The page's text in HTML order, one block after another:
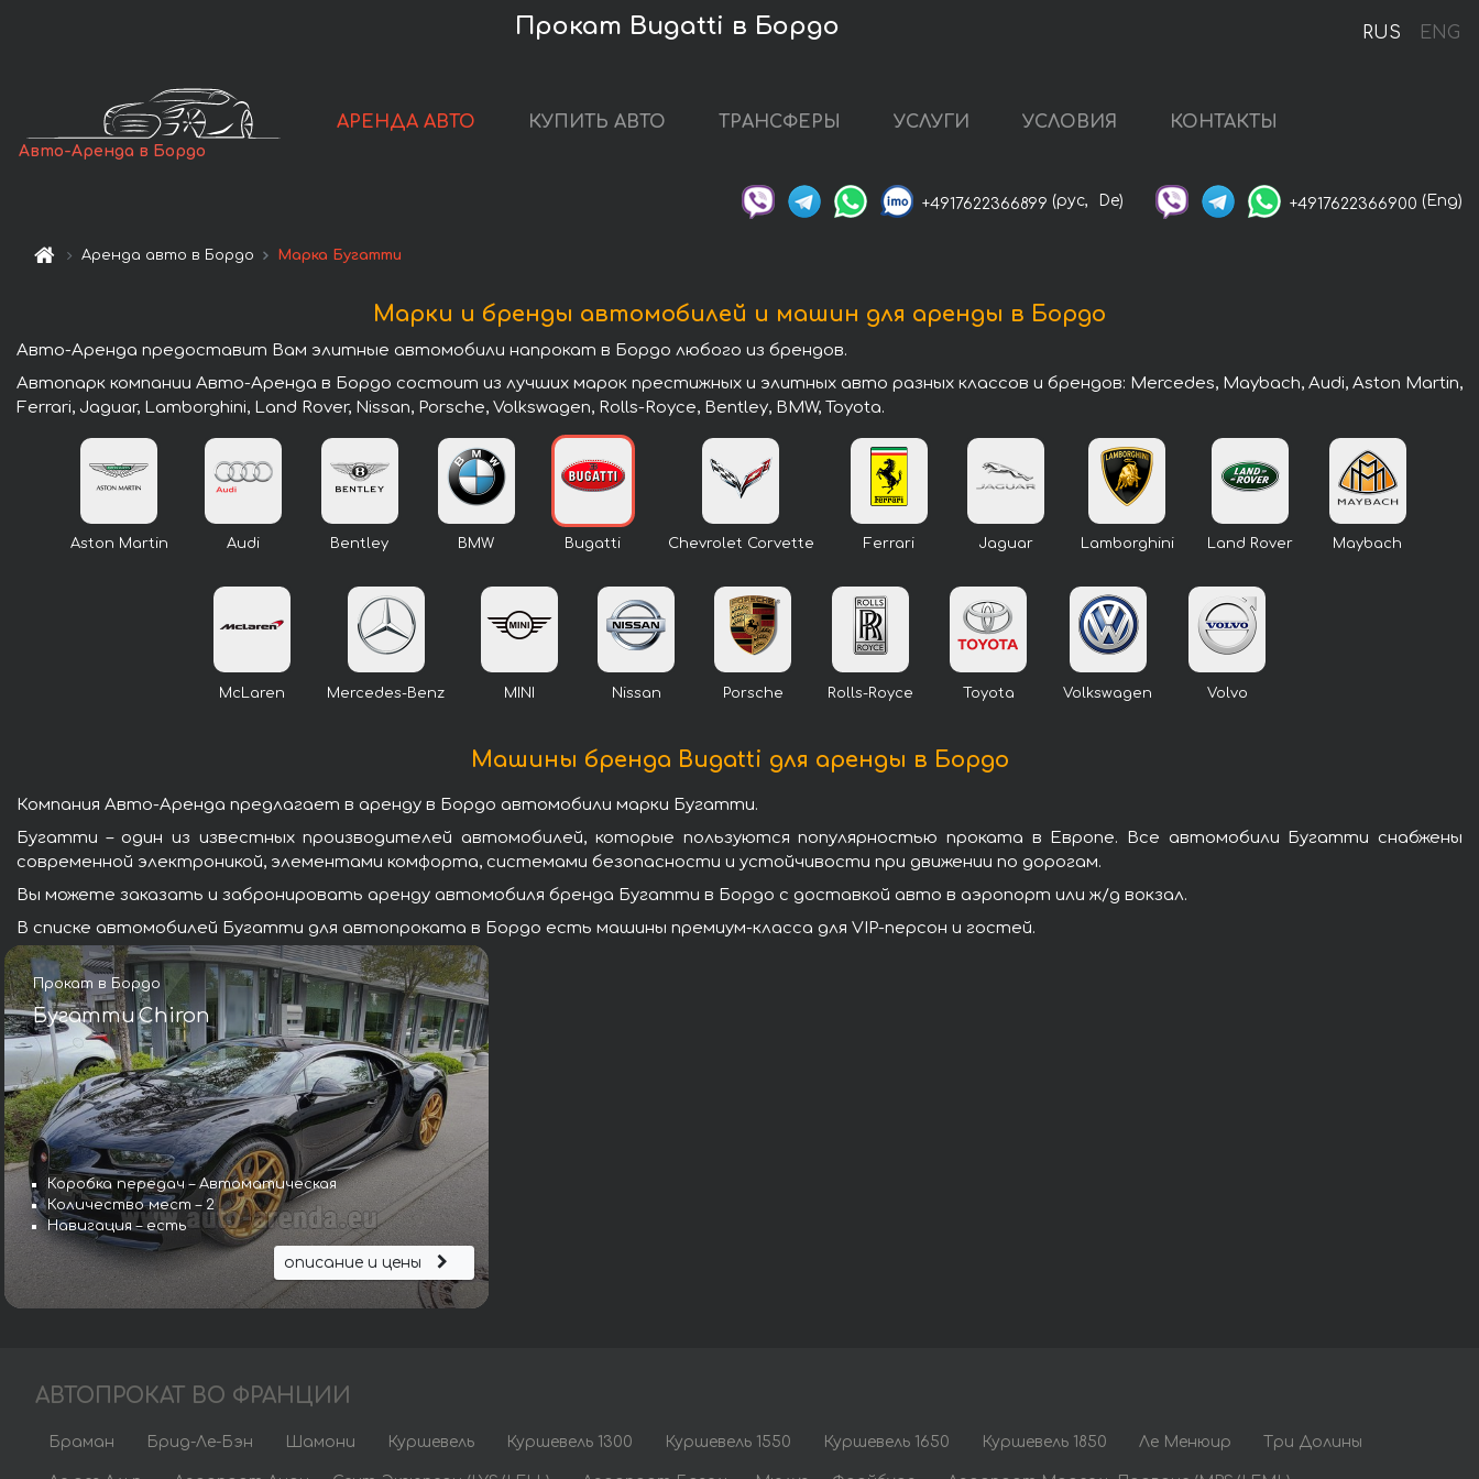
RUS ENG
Прокат Bugatti в Бордо
Авто-Аренда в Бордо
АРЕНДА АВТО КУПИТЬ АВТО ТРАНСФЕРЫ УСЛУГИ УСЛОВИЯ КОНТАКТЫ
+4917622366899 (рус, De) +4917622366900 (Eng)
Аренда авто в Бордо Марка Бугатти
Марки и бренды автомобилей и машин для аренды в Бордо
Авто-Аренда предоставит Вам элитные автомобили напрокат в Бордо любого из брендов.
Автопарк компании Авто-Аренда в Бордо состоит из лучших марок престижных и элитных авто разных классов и брендов: Mercedes, Maybach, Audi, Aston Martin,
Ferrari, Jaguar, Lamborghini, Land Rover, Nissan, Porsche, Volkswagen, Rolls-Royce, Bentley, BMW, Toyota.
Aston Martin Audi Bentley BMW Bugatti Chevrolet Corvette Ferrari Jaguar Lamborghini Land Rover Maybach
McLaren Mercedes-Benz MINI Nissan Porsche Rolls-Royce Toyota Volkswagen Volvo
Машины бренда Bugatti для аренды в Бордо
Компания Авто-Аренда предлагает в аренду в Бордо автомобили марки Бугатти.
Бугатти – один из известных производителей автомобилей, которые пользуются популярностью проката в Европе. Все автомобили Бугатти снабжены
современной электроникой, элементами комфорта, системами безопасности и устойчивости при движении по дорогам.
Вы можете заказать и забронировать аренду автомобиля бренда Бугатти в Бордо с доставкой авто в аэропорт или ж/д вокзал.
В списке автомобилей Бугатти для автопроката в Бордо есть машины премиум-класса для VIP-персон и гостей.
Прокат в Бордо
Бугатти Chiron
Коробка передач – Автоматическая
Количество мест – 2
Навигация – есть
описание и цены
АВТОПРОКАТ ВО ФРАНЦИИ
Браман Брид-Ле-Бэн Шамони Куршевель Куршевель 1300 Куршевель 1550 Куршевель 1650 Куршевель 1850 Ле Менюир Три Долины